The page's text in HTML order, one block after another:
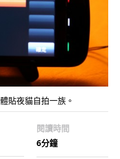
貼夜貓自拍一族。
閱讀時間
6分鐘